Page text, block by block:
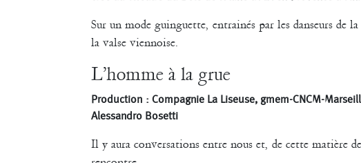
Maud Le Pladec
Pascale Cherblanc
Séverine Bauvais Sonia Darbois
Sur un mode guinguette, entrainés par les danseurs de
la valse viennoise.
L’homme à la grue
Production : Compagnie La Liseuse, gmem-CNCM-
Alessandro Bosetti
Il y aura conversations entre nous et, de cette matière